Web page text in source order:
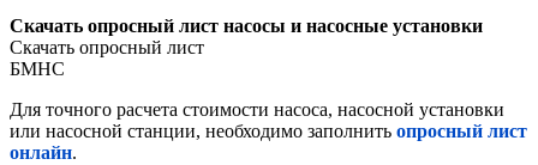
Скачать опросный лист насосы и насосные установки
Скачать опросный лист
БМНС
Для точного расчета стоимости насоса, насосной установки
или насосной станции, необходимо заполнить опросный лист
онлайн.